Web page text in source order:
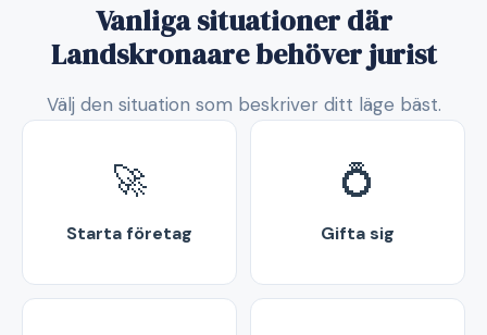
Vanliga situationer där
Landskronaare behöver jurist
Välj den situation som beskriver ditt läge bäst.
🚀
Starta företag
💍
Gifta sig